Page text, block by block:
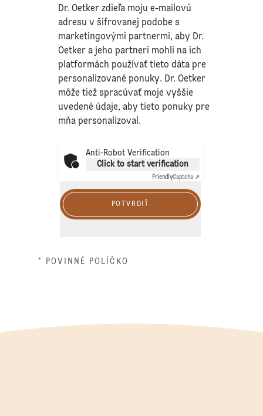
Dr. Oetker zdieľa moju e-mailovú
adresu v šifrovanej podobe s
marketingovými partnermi, aby Dr.
Oetker a jeho partneri mohli na ich
platformách používať tieto dáta pre
personalizované ponuky. Dr. Oetker
môže tiež spracúvať moje vyššie
uvedené údaje, aby tieto ponuky pre
mňa personalizoval.
Anti-Robot Verification
Click to start verification
FriendlyCaptcha ⇗
POTVRDIŤ
* POVINNÉ POLÍČKO